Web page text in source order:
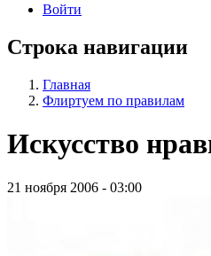
Войти
Строка навигации
Главная
Флиртуем по правилам
Искусство
21 ноября 2006 - 03:00